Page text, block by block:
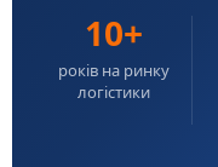
10+
років на ринку
логістики